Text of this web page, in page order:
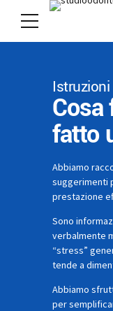
Cosa
fatto
Abbiamo
suggerimenti
prestazione
Sono
verbalmente
“stress”
tende a
Abbiamo
per